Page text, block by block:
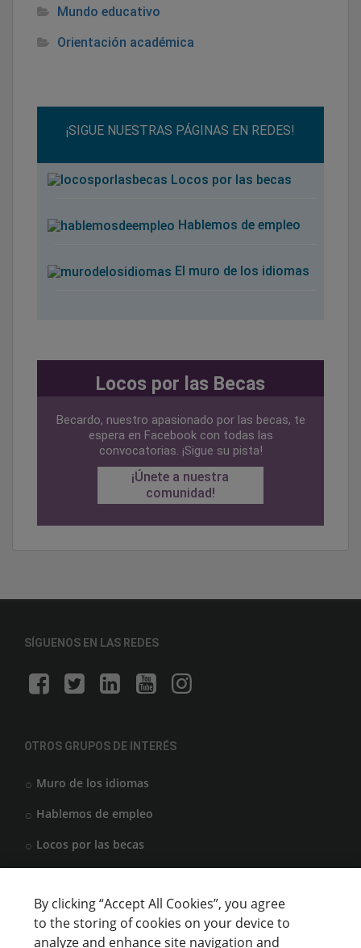
Mundo educativo
Orientación académica
¡SIGUE NUESTRAS PÁGINAS EN REDES!
Locos por las becas
Hablemos de empleo
El muro de los idiomas
Locos por las Becas
Becardo, nuestro apasionado por las becas, te
espera en Facebook con todas las
convocatorias. ¡Sigue su pista!
¡Únete a nuestra
comunidad!
SÍGUENOS EN LAS REDES
OTROS GRUPOS DE INTERÉS
Muro de los idiomas
Hablemos de empleo
Locos por las becas
CENTROS DE FORMACIÓN
By clicking “Accept All Cookies”, you agree
to the storing of cookies on your device to
analyze and enhance site navigation and